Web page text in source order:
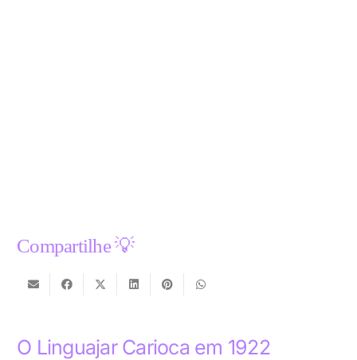
Compartilhe 💡
O Linguajar Carioca em 1922